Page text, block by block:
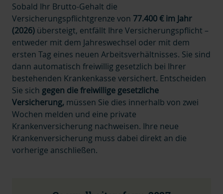
Sobald Ihr Brutto-Gehalt die
Versicherungspflichtgrenze von 77.400 € im Jahr
(2026) übersteigt, entfällt Ihre Versicherungspflicht –
entweder mit dem Jahreswechsel oder mit dem
ersten Tag eines neuen Arbeitsverhältnisses. Sie sind
dann automatisch freiwillig gesetzlich bei Ihrer
bestehenden Krankenkasse versichert. Entscheiden
Sie sich gegen die freiwillige gesetzliche
Versicherung, müssen Sie dies innerhalb von zwei
Wochen melden und eine private
Krankenversicherung nachweisen. Ihre neue
Krankenversicherung muss dabei direkt an die
vorherige anschließen.